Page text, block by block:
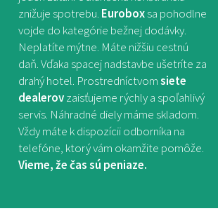
znižuje spotrebu. Euroboxsa pohodlne
vojde do kategórie bežnej dodávky.
Neplatíte mýtne. Máte nižšiu cestnú
daň. Vďaka spacej nadstavbe ušetríte za
drahý hotel. Prostredníctvomsiete
dealerovzaisťujeme rýchly a spoľahlivý
servis. Náhradné diely máme skladom.
Vždy máte k dispozícii odborníka na
telefóne, ktorý vám okamžite pomôže.
Vieme, že čas sú peniaze.